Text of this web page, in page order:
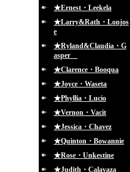
★Ernest・Leekela
★Larry&Rath・Lonjos
e
★Ryland&Claudia・G
asper
★Clarence・Booqua
★Joyce・Waseta
★Phyllia・Lucio
★Vernon・Vacit
★Jessica・Chavez
★Quinton・Bowannie
★Rose・Unkestine
★Judith・Calavaza